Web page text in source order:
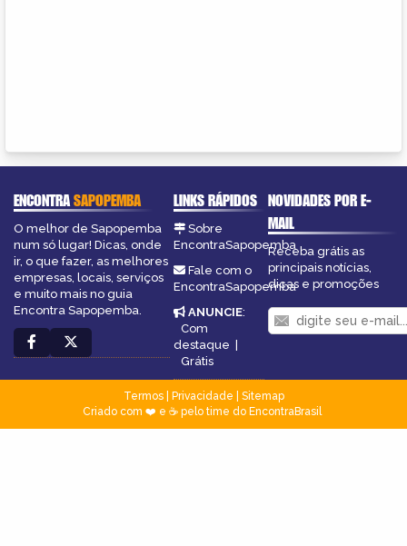
ENCONTRASAPOPEMBA
O melhor de Sapopemba
num só lugar! Dicas, onde
ir, o que fazer, as melhores
empresas, locais, serviços
e muito mais no guia
Encontra Sapopemba.
LINKS RÁPIDOS
Sobre
EncontraSapopemba
Fale com o
EncontraSapopemba
ANUNCIE:
Com
destaque
Grátis
NOVIDADES POR E-
MAIL
Receba grátis as
principais notícias,
dicas e promoções
Termos| Privacidade
Sitemap
Criado com ❤️ e ☕ pelo time do EncontraBrasil